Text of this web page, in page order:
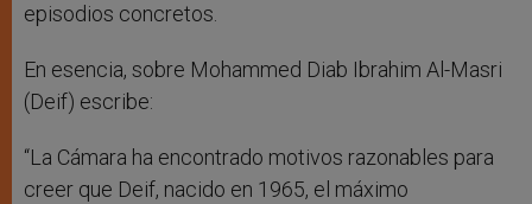
episodios concretos.
En esencia, sobre Mohammed Diab Ibrahim Al-Masri
(Deif) escribe:
“La Cámara ha encontrado motivos razonables para
creer que Deif, nacido en 1965, el máximo